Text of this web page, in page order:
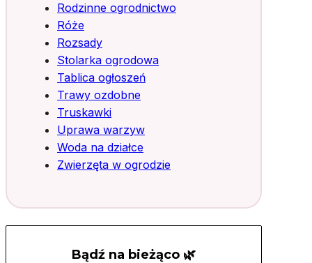
Rodzinne ogrodnictwo
Róże
Rozsady
Stolarka ogrodowa
Tablica ogłoszeń
Trawy ozdobne
Truskawki
Uprawa warzyw
Woda na działce
Zwierzęta w ogrodzie
Bądź na bieżąco 🌿